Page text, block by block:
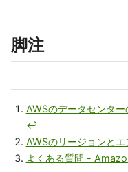
脚注
AWSのデータセンタ
↩
AWSのリージョンとエ
よくある質問 -